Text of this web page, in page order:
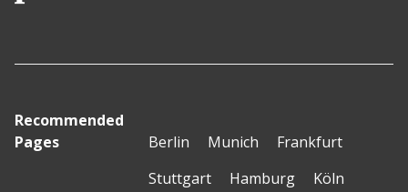
Recommended
Pages
Berlin Munich
Frankfurt
Stuttgart
Hamburg
Köln